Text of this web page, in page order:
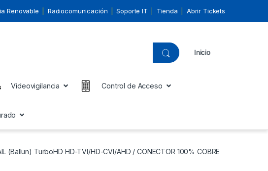
Renovable Radiocomunicación Soporte IT Tienda Abrir Tickets
Inicio
Videovigilancia Control de Acceso
(Ballun) TurboHD HD-TVI/HD-CVI/AHD / CONECTOR 100% COBRE